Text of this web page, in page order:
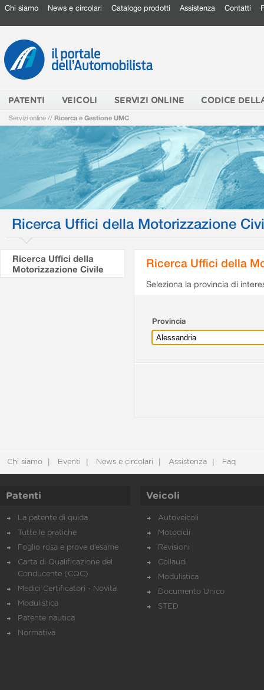
Chi siamo News e circolari Catalogo prodotti Assistenza Contatti
PATENTI VEICOLI SERVIZI ONLINE CODICE
Servizi online // Ricerca e Gestione UMC
Ricerca Uffici della Motorizzazione
Ricerca Uffici della
Motorizzazione Civile
Ricerca Uffici della
Seleziona la provincia di
Provincia
Chi siamo Eventi News e circolari Assistenza Faq
Patenti
La patente di guida
Tutte le pratiche
Foglio rosa e prove d’esame
Carta di Qualificazione del
Conducente (CQC)
Medici Certificatori - Novità
Modulistica
Patente nautica
Normativa
Veicoli
Autoveicoli
Motocicli
Revisioni
Collaudi
Modulistica
Documento Unico
STED